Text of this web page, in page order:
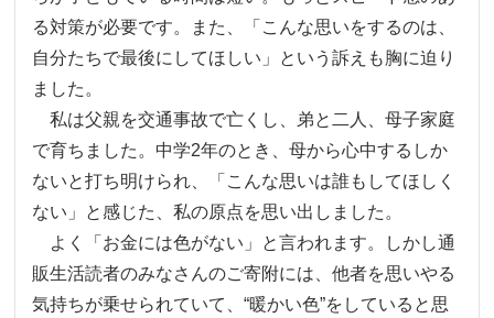
る対策が必要です。また、「こんな思いをするのは、
自分たちで最後にしてほしい」という訴えも胸に迫り
ました。
私は父親を交通事故で亡くし、弟と二人、母子家庭
で育ちました。中学2年のとき、母から心中するしか
ないと打ち明けられ、「こんな思いは誰もしてほしく
ない」と感じた、私の原点を思い出しました。
よく「お金には色がない」と言われます。しかし通
販生活読者のみなさんのご寄附には、他者を思いやる
気持ちが乗せられていて、“暖かい色”をしていると思